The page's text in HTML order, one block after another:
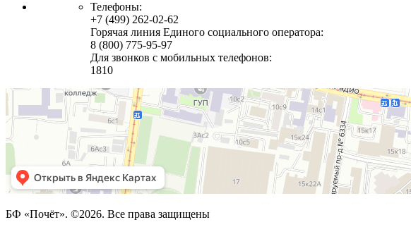
Телефоны:
+7 (499) 262-02-62
Горячая линия Единого социального оператора:
8 (800) 775-95-97
Для звонков с мобильных телефонов:
1810
БФ «Почёт». ©2026. Все права защищены